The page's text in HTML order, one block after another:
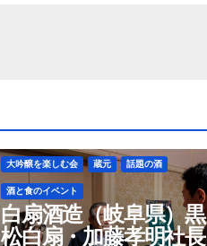
大吟醸を楽しむ会 蔵元 話題の酒
酒と食のイベント
白扇酒造（岐阜県）黒
松白扇・加藤孝明社長